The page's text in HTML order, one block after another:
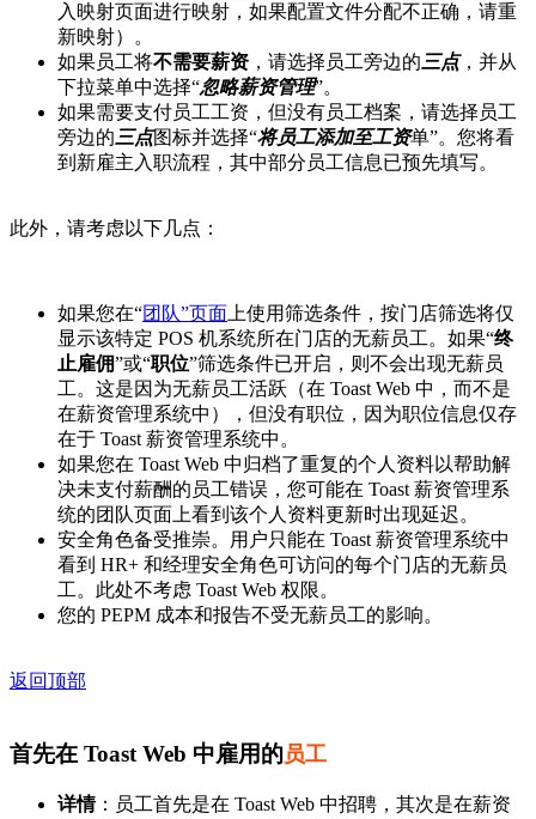
入映射页面进行映射，如果配置文件分配不正确，请重
新映射）。
如果员工将不需要薪资 ，请选择员工旁边的 三点，并从
下拉菜单中选择“忽略薪资管理”。
如果需要支付员工工资，但没有员工档案，请选择员工
旁边的 三点图标并选择“将员工添加至工资单”。您将看
到新雇主入职流程，其中部分员工信息已预先填写。
此外，请考虑以下几点：
如果您在“团队”页面 上使用筛选条件，按门店筛选将仅
显示该特定 POS 机系统所在门店的无薪员工。如果“终
止雇佣”或“职位”筛选条件已开启，则不会出现无薪员
工。这是因为无薪员工活跃（在 Toast Web 中，而不是
在薪资管理系统中），但没有职位，因为职位信息仅存
在于 Toast 薪资管理系统中。
如果您在 Toast Web 中归档了重复的个人资料以帮助解
决未支付薪酬的员工错误，您可能在 Toast 薪资管理系
统的团队页面上看到该个人资料更新时出现延迟。
安全角色备受推崇。用户只能在 Toast 薪资管理系统中
看到 HR+ 和经理安全角色可访问的每个门店的无薪员
工。此处不考虑 Toast Web 权限。
您的 PEPM 成本和报告不受无薪员工的影响。
返回顶部
首先在 Toast Web 中雇用的员工
详情：员工首先是在 Toast Web 中招聘，其次是在薪资